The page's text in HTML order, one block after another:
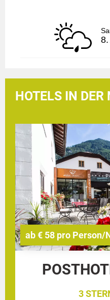
8.
HOTELS IN DER
ab € 58 pro Person/
3